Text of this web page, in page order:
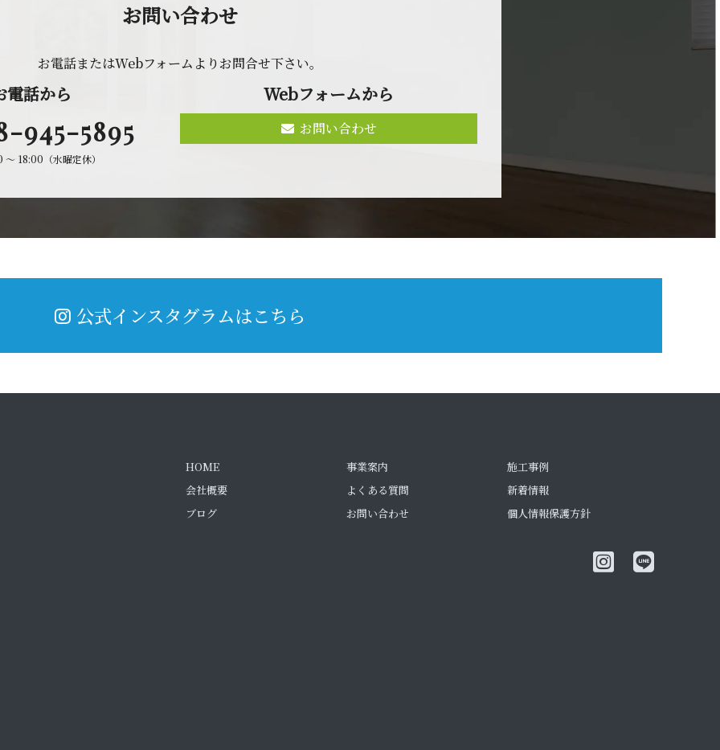
お問 い 合 わ せ
お電話またはWebフォームよりお問合せ 下 さ い 。
電 話 か ら
945-5895
〜 18:00（水曜定休）
Webフォ ー ム か ら
お問い合わせ
公式インスタグラムはこちら
HOME 事業案内
施工事例
会社概要
よくある質問
新着情報
ブログ
お問い合わせ 個人情報保護方針